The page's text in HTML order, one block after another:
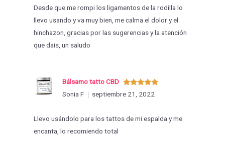
Desde que me rompi los ligamentos de la rodilla lo
llevo usando y va muy bien, me calma el dolor y el
hinchazon, gracias por las sugerencias y la atención
que dais, un saludo
Valorado
con 5de 5
Bálsamo tatto CBD
Sonia F
septiembre 21, 2022
Llevo usándolo para los tattos de mi espalda y me
encanta, lo recomiendo total